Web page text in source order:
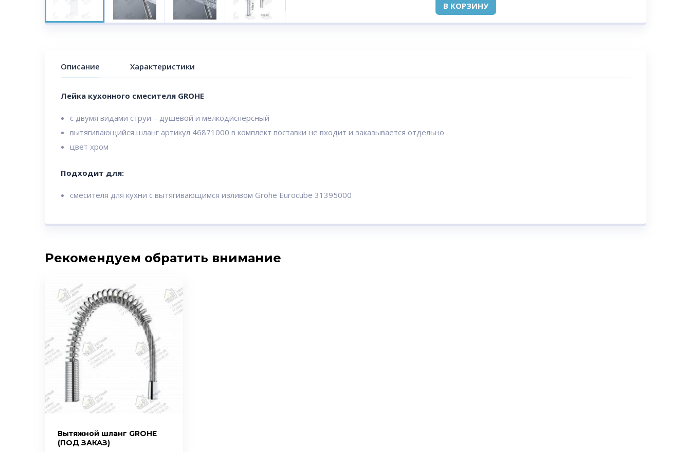
В КОРЗИНУ
Описание Характеристики
Лейка кухонного смесителя GROHE
с двумя видами струи – душевой и мелкодисперсный
вытягивающийся шланг артикул 46871000 в комплект поставки не входит и заказывается отдельно
цвет хром
Подходит для:
смесителя для кухни с вытягивающимся изливом Grohe Eurocube 31395000
Рекомендуем обратить внимание
Вытяжной шланг GROHE
(ПОД ЗАКАЗ)